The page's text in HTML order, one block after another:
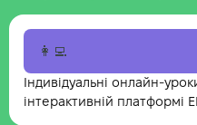
👩‍💻
Індивідуальні онлайн-
інтерактивній платформі